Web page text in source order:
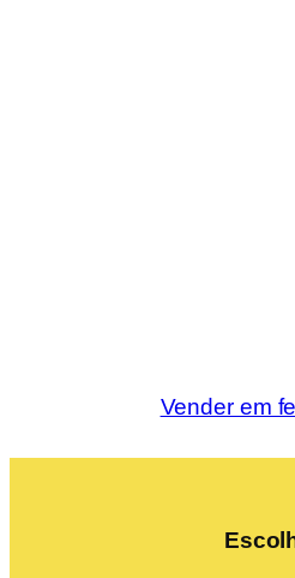
Vender em